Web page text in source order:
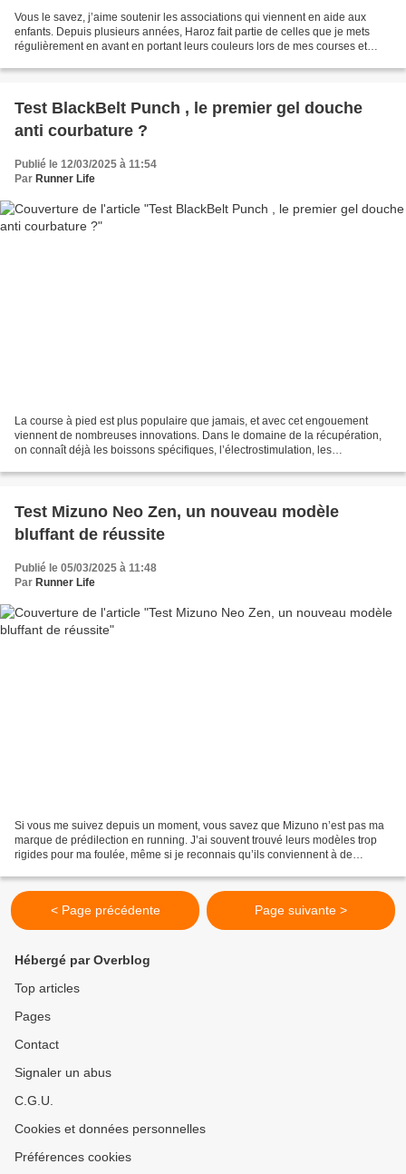
Vous le savez, j’aime soutenir les associations qui viennent en aide aux
enfants. Depuis plusieurs années, Haroz fait partie de celles que je mets
régulièrement en avant en portant leurs couleurs lors de mes courses et
Test BlackBelt Punch , le premier gel douche
anti courbature ?
Publié le 12/03/2025 à 11:54
Par Runner Life
La course à pied est plus populaire que jamais, et avec cet engouement
viennent de nombreuses innovations. Dans le domaine de la récupération,
on connaît déjà les boissons spécifiques, l’électrostimulation, les
Test Mizuno Neo Zen, un nouveau modèle
bluffant de réussite
Publié le 05/03/2025 à 11:48
Par Runner Life
Si vous me suivez depuis un moment, vous savez que Mizuno n’est pas ma
marque de prédilection en running. J’ai souvent trouvé leurs modèles trop
rigides pour ma foulée, même si je reconnais qu’ils conviennent à de
< Page précédente Page suivante >
Hébergé par Overblog
Top articles
Pages
Contact
Signaler un abus
C.G.U.
Cookies et données personnelles
Préférences cookies